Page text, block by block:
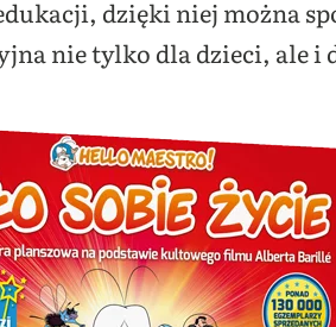
dzięki niej można
nie tylko dla dzieci, ale i